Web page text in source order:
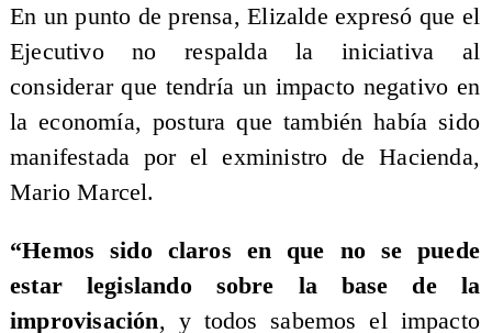
En un punto de prensa, Elizalde expresó que el
Ejecutivo no respalda la iniciativa al
considerar que tendría un impacto negativo en
la economía, postura que también había sido
manifestada por el exministro de Hacienda,
Mario Marcel.
“Hemos sido claros en que no se puede
estar legislando sobre la base de la
improvisación, y todos sabemos el impacto